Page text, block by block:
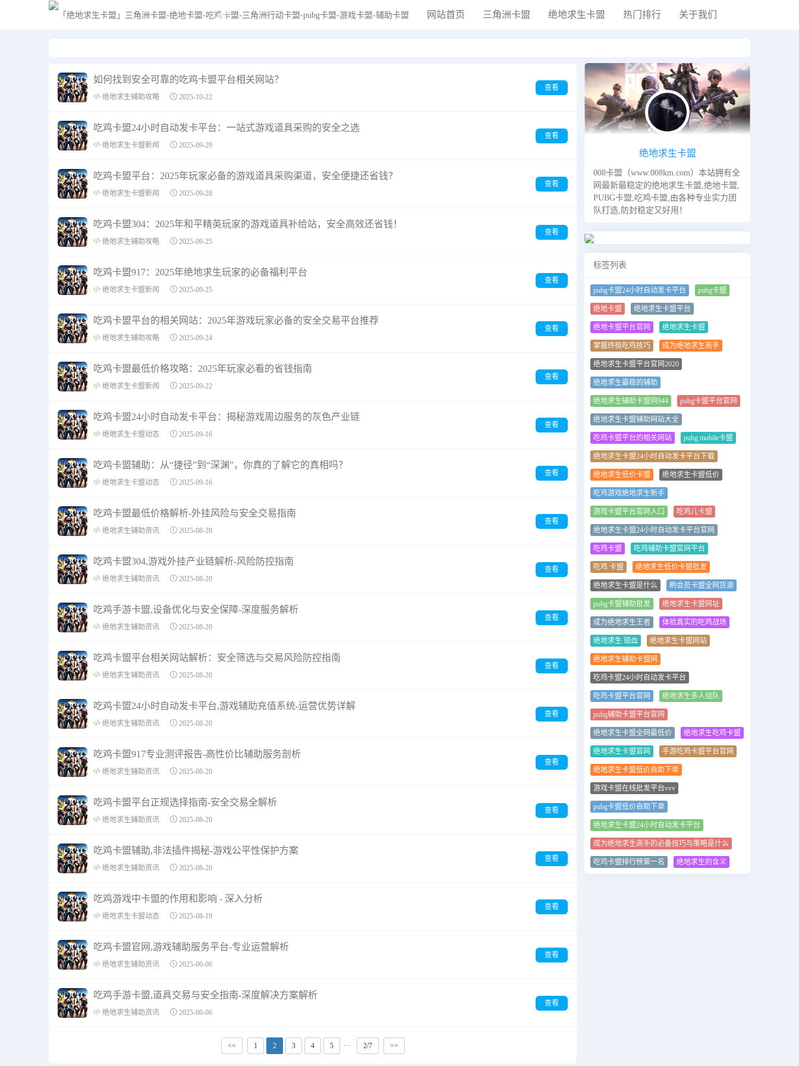
网站首页 三角洲卡盟 绝地求生卡盟 热门排行 关于我们
如何找到安全可靠的吃鸡卡盟平台相关网站？
绝地求生辅助攻略 2025-10-22
查看
吃鸡卡盟24小时自动发卡平台：一站式游戏道具采购的安全之选
绝地求生卡盟新闻 2025-09-29
查看
吃鸡卡盟平台：2025年玩家必备的游戏道具采购渠道，安全便捷还省钱？
绝地求生卡盟新闻 2025-09-28
查看
吃鸡卡盟304：2025年和平精英玩家的游戏道具补给站，安全高效还省钱！
绝地求生辅助攻略 2025-09-25
查看
吃鸡卡盟917：2025年绝地求生玩家的必备福利平台
绝地求生卡盟新闻 2025-09-25
查看
吃鸡卡盟平台的相关网站：2025年游戏玩家必备的安全交易平台推荐
绝地求生辅助攻略 2025-09-24
查看
吃鸡卡盟最低价格攻略：2025年玩家必看的省钱指南
绝地求生卡盟新闻 2025-09-22
查看
吃鸡卡盟24小时自动发卡平台：揭秘游戏周边服务的灰色产业链
绝地求生卡盟动态 2025-09-16
查看
吃鸡卡盟辅助：从“捷径”到“深渊”，你真的了解它的真相吗？
绝地求生卡盟动态 2025-09-16
查看
吃鸡卡盟最低价格解析-外挂风险与安全交易指南
绝地求生辅助资讯 2025-08-20
查看
吃鸡卡盟304,游戏外挂产业链解析-风险防控指南
绝地求生辅助资讯 2025-08-20
查看
吃鸡手游卡盟,设备优化与安全保障-深度服务解析
绝地求生辅助资讯 2025-08-20
查看
吃鸡卡盟平台相关网站解析：安全筛选与交易风险防控指南
绝地求生辅助资讯 2025-08-20
查看
吃鸡卡盟24小时自动发卡平台,游戏辅助充值系统-运营优势详解
绝地求生辅助资讯 2025-08-20
查看
吃鸡卡盟917专业测评报告-高性价比辅助服务剖析
绝地求生辅助资讯 2025-08-20
查看
吃鸡卡盟平台正规选择指南-安全交易全解析
绝地求生辅助资讯 2025-08-20
查看
吃鸡卡盟辅助,非法插件揭秘-游戏公平性保护方案
绝地求生辅助资讯 2025-08-20
查看
吃鸡游戏中卡盟的作用和影响 - 深入分析
绝地求生卡盟动态 2025-08-19
查看
吃鸡卡盟官网,游戏辅助服务平台-专业运营解析
绝地求生辅助资讯 2025-06-06
查看
吃鸡手游卡盟,道具交易与安全指南-深度解决方案解析
绝地求生辅助资讯 2025-06-06
查看
<< 1 2 3 4 5 ··· 2/7 >>
绝地求生卡盟
008卡盟（www.008km.com）本站拥有全
网最新最稳定的绝地求生卡盟,绝地卡盟,
PUBG卡盟,吃鸡卡盟,由各种专业实力团
队打造,防封稳定又好用！
标签列表
pubg卡盟24小时自动发卡平台 pubg卡盟
绝地卡盟 绝地求生卡盟平台
绝地卡盟平台官网 绝地求生卡盟
掌握终极吃鸡技巧 成为绝地求生高手
绝地求生卡盟平台官网2020
绝地求生最稳的辅助
绝地求生辅助卡盟网944 pubg卡盟平台官网
绝地求生卡盟辅助网站大全
吃鸡卡盟平台的相关网站 pubg mobile卡盟
绝地求生卡盟24小时自动发卡平台下载
绝地求生低价卡盟 绝地求生卡盟低价
吃鸡游戏绝地求生新手
游戏卡盟平台官网入口 吃鸡儿卡盟
绝地求生卡盟24小时自动发卡平台官网
吃鸡卡盟 吃鸡辅助卡盟官网平台
吃鸡 卡盟 绝地求生低价卡盟批发
绝地求生卡盟是什么 刷会员卡盟全网货源
pubg卡盟辅助批发 绝地求生卡盟网址
成为绝地求生王者 体验真实的吃鸡战场
绝地求生 锁血 绝地求生卡盟网站
绝地求生辅助卡盟网
吃鸡卡盟24小时自动发卡平台
吃鸡卡盟平台官网 绝地求生多人组队
pubg辅助卡盟平台官网
绝地求生卡盟全网最低价 绝地求生吃鸡卡盟
绝地求生卡盟官网 手游吃鸡卡盟平台官网
绝地求生卡盟低价自助下单
游戏卡盟在线批发平台vvv
pubg卡盟低价自助下单
绝地求生卡盟24小时自动发卡平台
成为绝地求生高手的必备技巧与策略是什么
吃鸡卡盟排行榜第一名 绝地求生的含义